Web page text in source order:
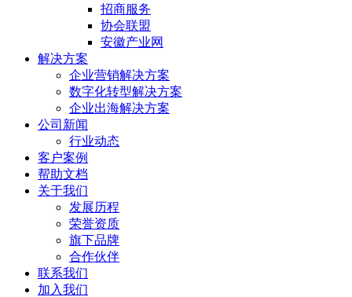
招商服务
协会联盟
安徽产业网
解决方案
企业营销解决方案
数字化转型解决方案
企业出海解决方案
公司新闻
行业动态
客户案例
帮助文档
关于我们
发展历程
荣誉资质
旗下品牌
合作伙伴
联系我们
加入我们